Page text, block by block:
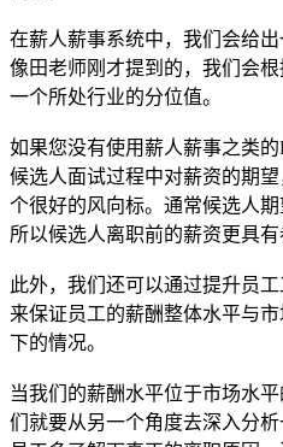
在薪人薪事系统中，我们会给
像田老师刚才提到的，我们会
一个所处行业的分位值。
如果您没有使用薪人薪事之类
候选人面试过程中对薪资的期
个很好的风向标。通常候选人期
所以候选人离职前的薪资更具有
此外，我们还可以通过提升员
来保证员工的薪酬整体水平与
下的情况。
当我们的薪酬水平位于市场水
们就要从另一个角度去深入分